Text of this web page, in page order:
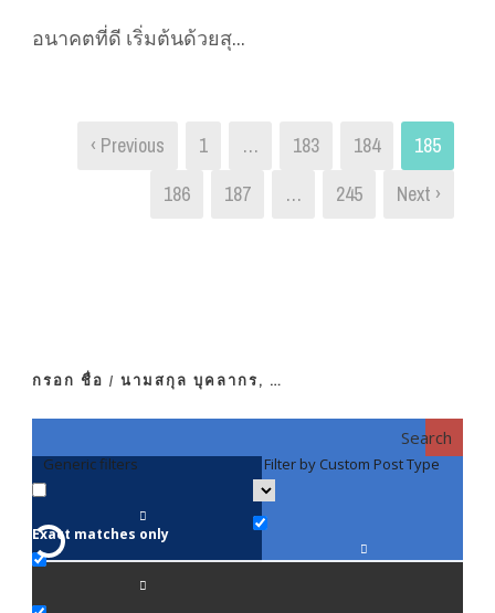
อนาคตที่ดี เริ่มต้นด้วยสุ...
‹ Previous 1 … 183 184
185
186
187 … 245 Next ›
กรอก ชื่อ / นามสกุล บุคลากร, …
Search
Generic filters
Exact matches only
Filter by Custom Post Type